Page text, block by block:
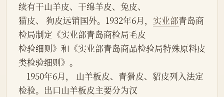
续有干山羊皮、干绵羊皮、兔皮、
猫皮、 狗皮远销国外。1932年6月， 实业部青岛商
检局制定《实业部青岛商检局毛皮
检验细则》和《实业部青岛商品检验局特殊原料皮
类检验细则》。
检验。出口山羊板皮主要分为汉